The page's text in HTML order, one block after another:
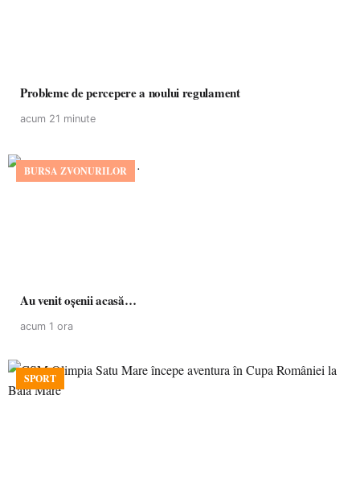
Probleme de percepere a noului regulament
acum 21 minute
BURSA ZVONURILOR
Au venit oșenii acasă…
acum 1 ora
SPORT